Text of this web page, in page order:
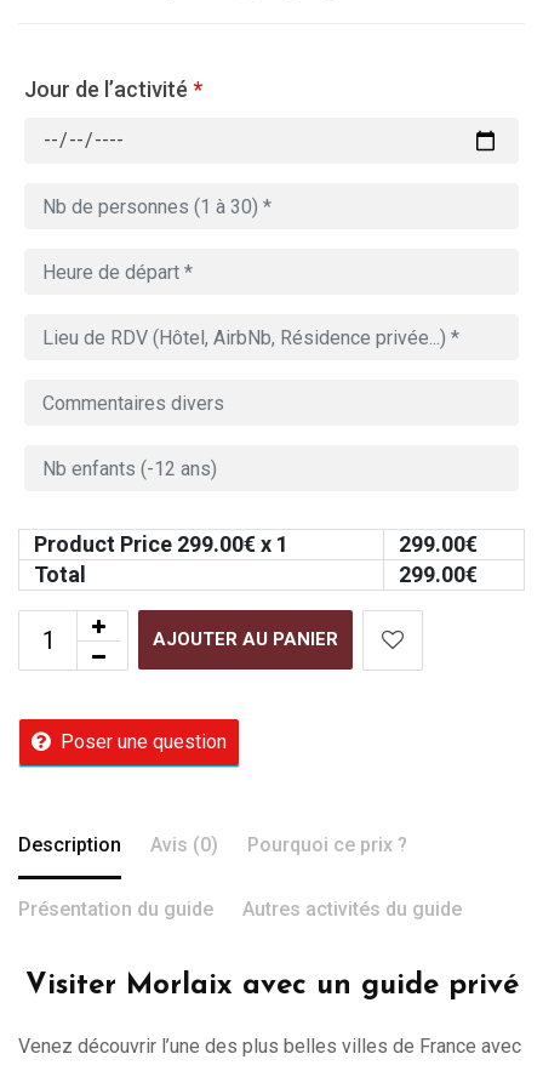
Jour de l’activité *
Product Price 299.00€ x 1 299.00€
Total
299.00€
AJOUTER AU PANIER
Poser une question
Description Avis (0) Pourquoi ce prix ?
Présentation du guide Autres activités du guide
Visiter Morlaix avec un guide privé
Venez découvrir l’une des plus belles villes de France avec